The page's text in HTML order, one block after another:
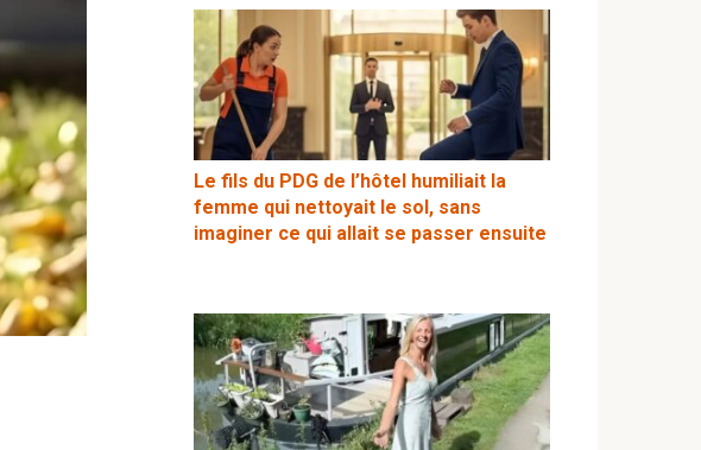
Le fils du PDG de l’hôtel humiliait la
femme qui nettoyait le sol, sans
imaginer ce qui allait se passer ensuite